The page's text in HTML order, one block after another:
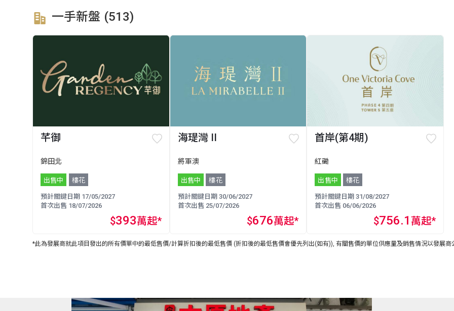
一手新盤 (513)
芊御
錦田北
出售中 樓花
預計關鍵日期 17/05/2027
首次出售 18/07/2026
$393萬起*
海瑅灣 II
將軍澳
出售中 樓花
預計關鍵日期 30/06/2027
首次出售 25/07/2026
$676萬起*
首岸(第4期)
紅磡
出售中 樓花
預計關鍵日期 31/08/2027
首次出售 06/06/2026
$756.1萬起*
*此為發展商就此項目發出的所有價單中的最低售價/計算折扣後的最低售價 (折扣後的最低售價會優先列出(如有)), 有關售價的單位供應量及銷售情況以發展商